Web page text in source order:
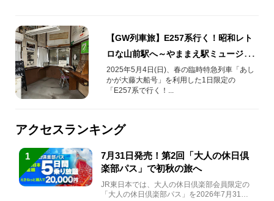
【GW列車旅】E257系行く！昭和レト
ロな山前駅へ～やままえ駅ミュージア
ム～
2025年5月4日(日)、春の臨時特急列車「あし
かが大藤大船号」を利用した1日限定の
「E257系で行く！...
アクセスランキング
1
7月31日発売！第2回「大人の休日倶
楽部パス」で初秋の旅へ
JR東日本では、大人の休日倶楽部会員限定の
「大人の休日倶楽部パス」を2026年7月31日